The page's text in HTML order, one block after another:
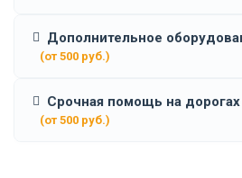
Дополнительное
(от 500 руб.)
Срочная помощь на
(от 500 руб.)